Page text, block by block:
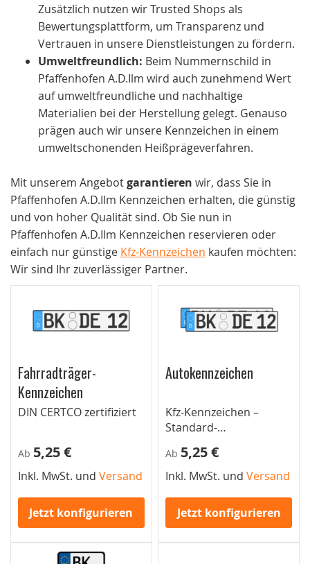
Zusätzlich nutzen wir Trusted Shops als
Bewertungsplattform, um Transparenz und
Vertrauen in unsere Dienstleistungen zu fördern.
Umweltfreundlich: Beim Nummernschild in
Pfaffenhofen A.D.Ilm wird auch zunehmend Wert
auf umweltfreundliche und nachhaltige
Materialien bei der Herstellung gelegt. Genauso
prägen auch wir unsere Kennzeichen in einem
umweltschonenden Heißprägeverfahren.
Mit unserem Angebotgarantieren wir, dass Sie in
Pfaffenhofen A.D.Ilm Kennzeichen erhalten, die günstig
und von hoher Qualität sind. Ob Sie nun in
Pfaffenhofen A.D.Ilm Kennzeichen reservieren oder
einfach nur günstige Kfz-Kennzeichen kaufen möchten:
Wir sind Ihr zuverlässiger Partner.
Fahrradträger-
Kennzeichen
DIN CERTCO zertifiziert
Ab 5,25 €
Inkl. MwSt. und Versand
Jetzt konfigurieren
Autokennzeichen
Kfz-Kennzeichen –
Standard-
Pkw
Ab 5,25 €
Inkl. MwSt. undVersand
Jetzt konfigurieren